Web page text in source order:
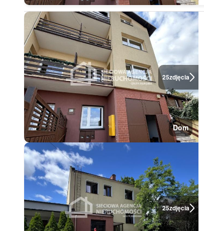
25zdjęcia
Dom
25zdjęcia